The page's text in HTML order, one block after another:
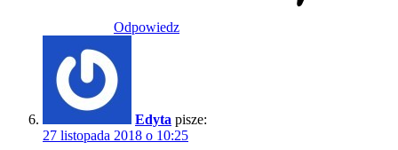
Odpowiedz
Edyta pisze:
27 listopada 2018 o 10:25